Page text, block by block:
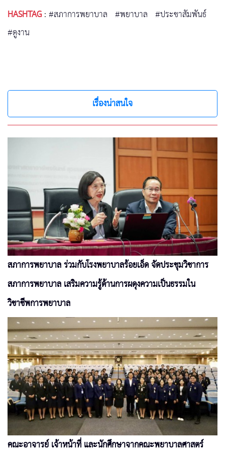
HASHTAG:#สภาการพยาบาล #พยาบาล #ประชาสัมพันธ์
#ดูงาน
เรื่องน่าสนใจ
สภาการพยาบาล ร่วมกับโรงพยาบาลร้อยเอ็ด จัดประชุมวิชาการ
สภาการพยาบาล เสริมความรู้ด้านการผดุงความเป็นธรรมใน
วิชาชีพการพยาบาล
คณะอาจารย์ เจ้าหน้าที่ และนักศึกษาจากคณะพยาบาลศาสตร์